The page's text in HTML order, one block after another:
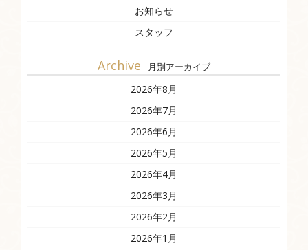
お知らせ
スタッフ
Archive 月別アーカイブ
2026年8月
2026年7月
2026年6月
2026年5月
2026年4月
2026年3月
2026年2月
2026年1月